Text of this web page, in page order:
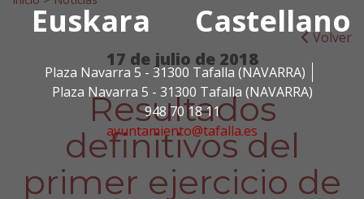
Euskara Castellano
Plaza Navarra 5 - 31300 Tafalla (NAVARRA)
Plaza Navarra 5 - 31300 Tafalla (NAVARRA)
948 70 18 11
ayuntamiento@tafalla.es
Volver
17 de julio de 2018
Resultados
definitivos del
primer ejercicio de